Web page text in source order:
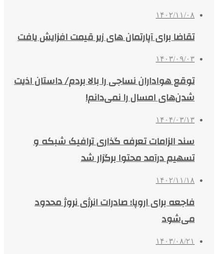
۱۴۰۲/۱۱/۰۸
تقاضا برای آپارتمان های زیر قیمت افزایش یافت
۱۴۰۳/۰۹/۰۳
توقع هواداران نساجی را بالا بردم/ داستان اذیت
شدن‌های امسال را نمی‌دانم!
۱۴۰۴/۰۳/۱۳
سند الزامات تعرفه گذاری ترافیک شبکه و
تسهیم درآمد محتوا برگزار شد
۱۴۰۲/۱۱/۱۸
فاجعه برای اروپا؛ صادرات انرژی نروژ محدود
می‌شود
۱۴۰۳/۰۸/۲۱